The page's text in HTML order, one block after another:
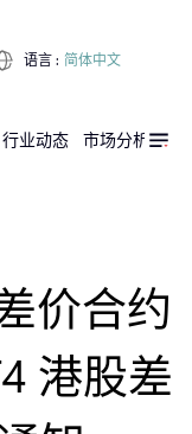
行业动态 市场分析
语言 : 简体中文
价合约
港股差